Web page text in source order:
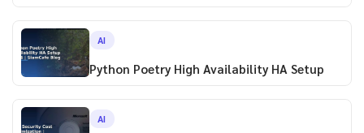
AI
Python Poetry High Availability HA Setup
AI